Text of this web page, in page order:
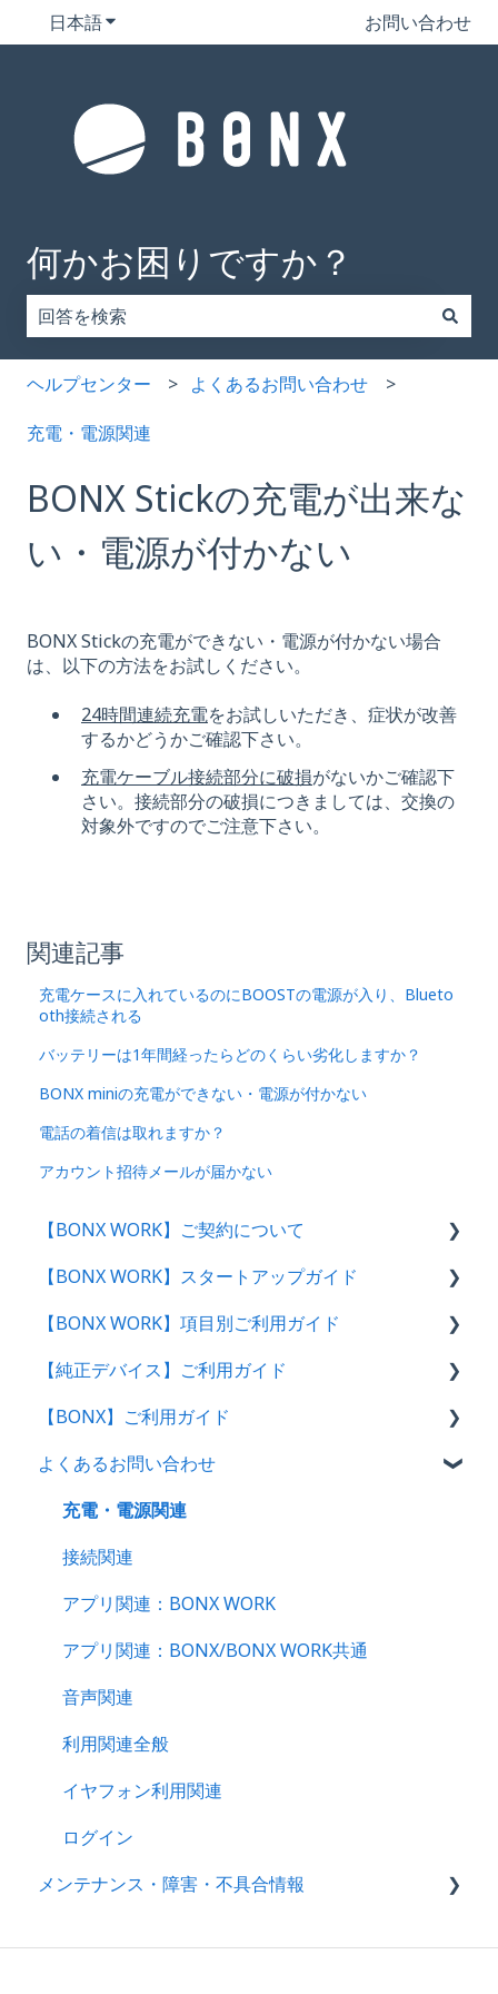
日本語翻訳のサブメニューを表示 お問い合わせ
何かお困りですか？
ヘルプセンター
よくあるお問い合わせ
充電・電源関連
BONX Stickの充電が出来な
い・電源が付かない
BONX Stickの充電ができない・電源が付かない場合
は、以下の方法をお試しください。
24時間連続充電をお試しいただき、症状が改善
するかどうかご確認下さい。
充電ケーブル接続部分に破損がないかご確認下
さい。接続部分の破損につきましては、交換の
対象外ですのでご注意下さい。
関連記事
充電ケースに入れているのにBOOSTの電源が入り、Blueto
oth接続される
バッテリーは1年間経ったらどのくらい劣化しますか？
BONX miniの充電ができない・電源が付かない
電話の着信は取れますか？
アカウント招待メールが届かない
【BONX WORK】ご契約について
サービス概要・利用環境
料金プランのご案内
決済方法について
BONX WORKサポートについて
解約をご検討のお客様へ
【BONX WORK】スタートアップガイド
スタートアップガイド・動画
管理者向け操作ガイド
アプリユーザー向け操作ガイド｜ログイン方法
【BONX WORK】項目別ご利用ガイド
グループトークの始め方
テナント・アカウント作成〜ログイン
管理コンソール操作ガイド【管理者・マネー
内
アプリ基本操作ガイド｜iOS・Android
ビジネスプラン機能ガイド｜iOS・Android
LINE WORKS連携
【純正デバイス】ご利用ガイド
BONX Stick
BONX BOOST
BONX mini
BONX Grip
BONX Connect
製品情報
製品保証・サポート・メンテナンス
【BONX】ご利用ガイド
BONXアプリ利用案内
よくあるお問い合わせ
充電・電源関連
接続関連
アプリ関連：BONX WORK
アプリ関連：BONX/BONX WORK共通
音声関連
利用関連全般
イヤフォン利用関連
ログイン
メンテナンス・障害・不具合情報